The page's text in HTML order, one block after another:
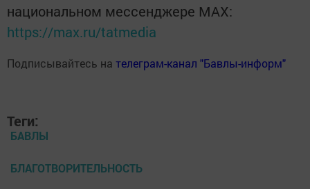
национальном мессенджере MАХ:
https://max.ru/tatmedia
Подписывайтесь на телеграм-канал "Бавлы-информ"
Теги:
БАВЛЫ
БЛАГОТВОРИТЕЛЬНОСТЬ